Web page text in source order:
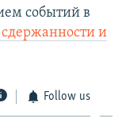
событий в
и
Follow us